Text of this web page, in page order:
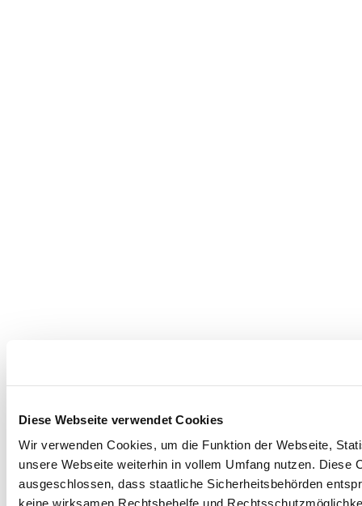
Diese Webseite verwendet Cookies
Wir verwenden Cookies, um die Funktion der Webseite,
unsere Webseite weiterhin in vollem Umfang nutzen.
ausgeschlossen, dass staatliche Sicherheitsbehörden
keine wirksamen Rechtsbehelfe und